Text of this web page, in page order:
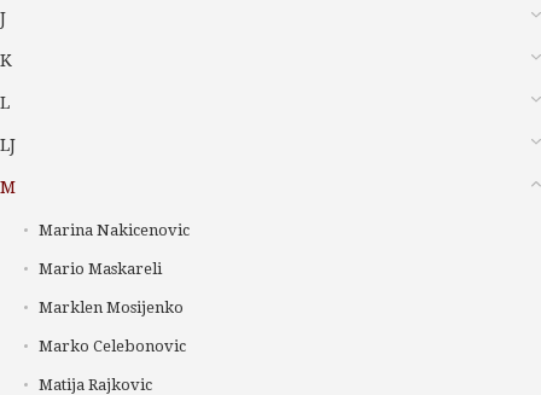
J
K
L
LJ
M
Marina Nakicenovic
Mario Maskareli
Marklen Mosijenko
Marko Celebonovic
Matija Rajkovic